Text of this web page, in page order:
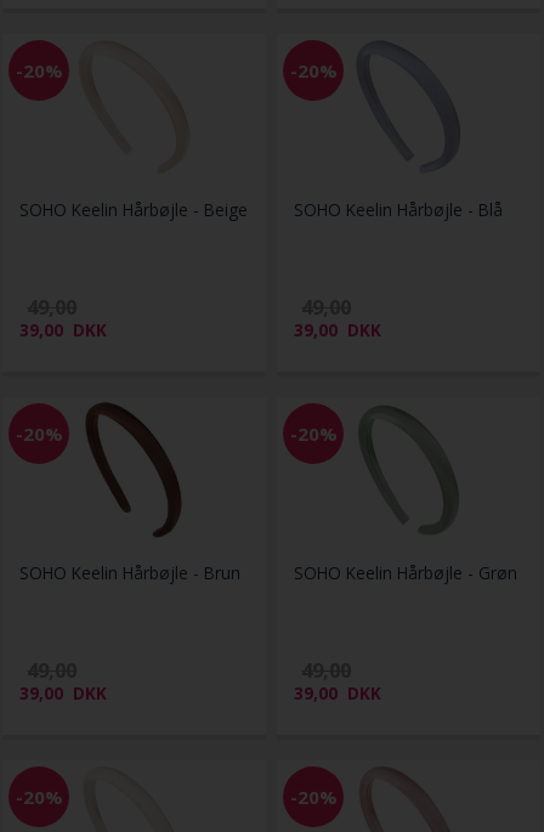
-20%
SOHO Keelin Hårbøjle - Beige
39,00 DKK
-20%
SOHO Keelin Hårbøjle - Blå
39,00 DKK
-20%
SOHO Keelin Hårbøjle - Brun
39,00 DKK
-20%
SOHO Keelin Hårbøjle - Grøn
39,00 DKK
-20% -20%